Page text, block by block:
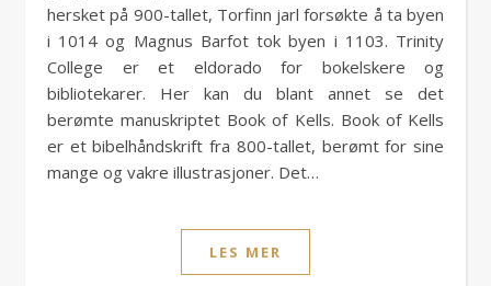
hersket på 900-tallet, Torfinn jarl forsøkte å ta byen
i 1014 og Magnus Barfot tok byen i 1103. Trinity
College er et eldorado for bokelskere og
bibliotekarer. Her kan du blant annet se det
berømte manuskriptet Book of Kells. Book of Kells
er et bibelhåndskrift fra 800-tallet, berømt for sine
mange og vakre illustrasjoner. Det…
LES MER